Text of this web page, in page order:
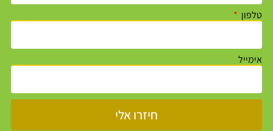
טלפון
אימייל
חיזרו אלי